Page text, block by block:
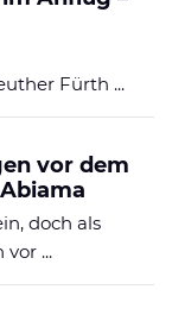
Fürth ...
vor dem
doch als
...